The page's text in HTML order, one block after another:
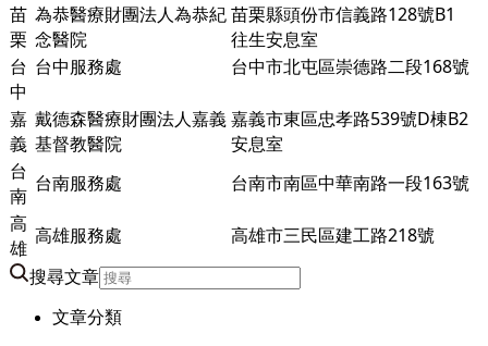
苗
栗
為恭醫療財團法人為恭紀
念醫院
苗栗縣頭份市信義路128號B1
往生安息室
台
中
台中服務處 台中市北屯區崇德路二段168號
嘉
義
戴德森醫療財團法人嘉義
基督教醫院
嘉義市東區忠孝路539號D棟B2
安息室
台
南
台南服務處
台南市南區中華南路一段163號
高
雄
高雄服務處 高雄市三民區建工路218號
搜尋文章
文章分類